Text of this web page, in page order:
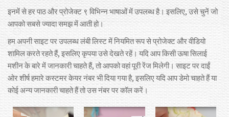
इनमें से हर पाठ और प्रोजेक्ट ९ विभिन्न भाषाओं में उपलब्ध है। इसलिए, उसे चुनें जो
आपको सबसे ज्यादा समझ में आती हो।
हम अपनी साइट पर उपलब्ध लंबी लिस्ट में नियमित रूप से प्रोजेक्ट और वीडियो
शामिल करते रहते हैं, इसलिए कृपया उसे देखते रहें। यदि आप किसी ऊषा सिलाई
मशीन के बारे में जानकारी चाहते हैं, तो आपको वहां पूरी रेंज मिलेगी। साइट पर दाईं
ओर शीर्ष हमारे कस्टमर केयर नंबर भी दिया गया है, इसलिए यदि आप डेमो चाहते हैं या
कोई अन्य जानकारी चाहते हैं तो उस नंबर पर कॉल करें।